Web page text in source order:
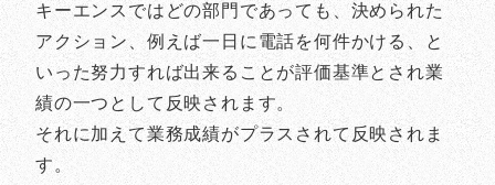
キーエンスではどの部門であっても、決められた
アクション、例えば一日に電話を何件かける、と
いった努力すれば出来ることが評価基準とされ業
績の一つとして反映されます。
それに加えて業務成績がプラスされて反映されま
す。